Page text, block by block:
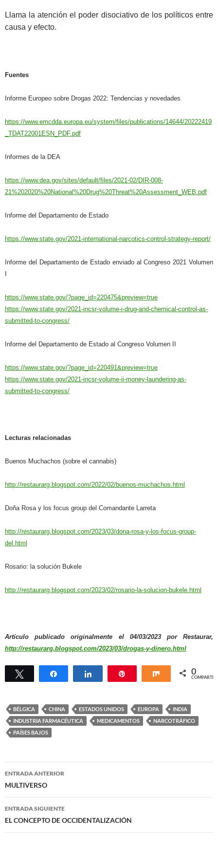
Llama la atención el poder disociativo de los políticos entre
causa y efecto.
Fuentes
Informe Europeo sobre Drogas 2022: Tendencias y novedades
https://www.emcdda.europa.eu/system/files/publications/14644/20222419
_TDAT22001ESN_PDF.pdf
Informes de la DEA
https://www.dea.gov/sites/default/files/2021-02/DIR-008-
21%202020%20National%20Drug%20Threat%20Assessment_WEB.pdf
Informe del Departamento de Estado
https://www.state.gov/2021-international-narcotics-control-strategy-report/
Informe del Departamento de Estado enviado al Congreso 2021 Volumen
https://www.state.gov/?page_id=220475&preview=true
https://www.state.gov/2021-incsr-volume-i-drug-and-chemical-control-as-
submitted-to-congress/
Informe del Departamento de Estado al Congreso Volumen II
https://www.state.gov/?page_id=220491&preview=true
https://www.state.gov/2021-incsr-volume-ii-money-laundering-as-
submitted-to-congress/
Lecturas relacionadas
Buenos Muchachos (sobre el cannabis)
http://restaurarg.blogspot.com/2022/02/buenos-muchachos.html
Doña Rosa y los focus group del Comandante Larreta
http://restaurarg.blogspot.com/2023/03/dona-rosa-y-los-focus-group-
del.html
Rosario: la solución Bukele
http://restaurarg.blogspot.com/2023/02/rosario-la-solucion-bukele.html
Artículo publicado originalmente el 04/03/2023 por Restaurar,
http://restaurarg.blogspot.com/2023/03/drogas-y-dinero.html
Twittear Compartir Compartir Compartir
0
COMPARTIR
BÉLGICA CHINA ESTADOS UNIDOS EUROPA
INDIA
INDUSTRIA FARMACÉUTICA
MEDICAMENTOS
NARCOTRÁFICO
PAÍSES BAJOS
Navegación
de
entradas
ENTRADA ANTERIOR
MULTIVERSO
ENTRADA SIGUIENTE
EL CONCEPTO DE OCCIDENTALIZACIÓN